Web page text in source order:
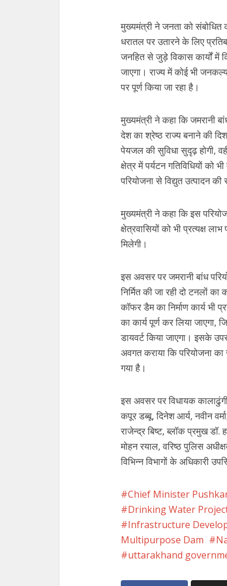
मुख्यमंत्री ने जनता को
धरातल पर उतारने के लिए
जनहित से जुड़े विकास कार्यों में
जाएगा। राज्य में कोई भी
पर पूर्ण किया जा रहा है।
मुख्यमंत्री ने कहा कि जमरानी
देश का श्रेष्ठ राज्य बनाने की
पेयजल की सुविधा सुदृढ़ होगी,
क्षेत्र में पर्यटन गतिविधियों को
परियोजना से विद्युत उत्पादन
मुख्यमंत्री ने कहा कि इस
क्षेत्रवासियों को भी प्रत्यक्ष
मिलेगी।
इस अवसर पर जमरानी बांध
निर्मित की जा रही दो टनलों
कॉफर डैम का निर्माण कार्य भी
का कार्य पूर्ण कर लिया
डायवर्ट किया जाएगा। इसके
अवगत कराया कि परियोजना का
गया है।
इस अवसर पर विधायक कालाढुंगी
कपूर डब्बू, दिनेश आर्य, नवीन
राजेन्द्र बिष्ट, ब्लॉक प्रमुख डॉ.
मोहन रयाल, वरिष्ठ पुलिस
विभिन्न विभागों के अधिकारी
Chief Minister
Drinking Water
Infrastructure
Multipurpose Dam
uttarakhand